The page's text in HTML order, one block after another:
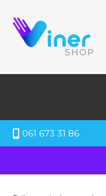
061 673 31 86